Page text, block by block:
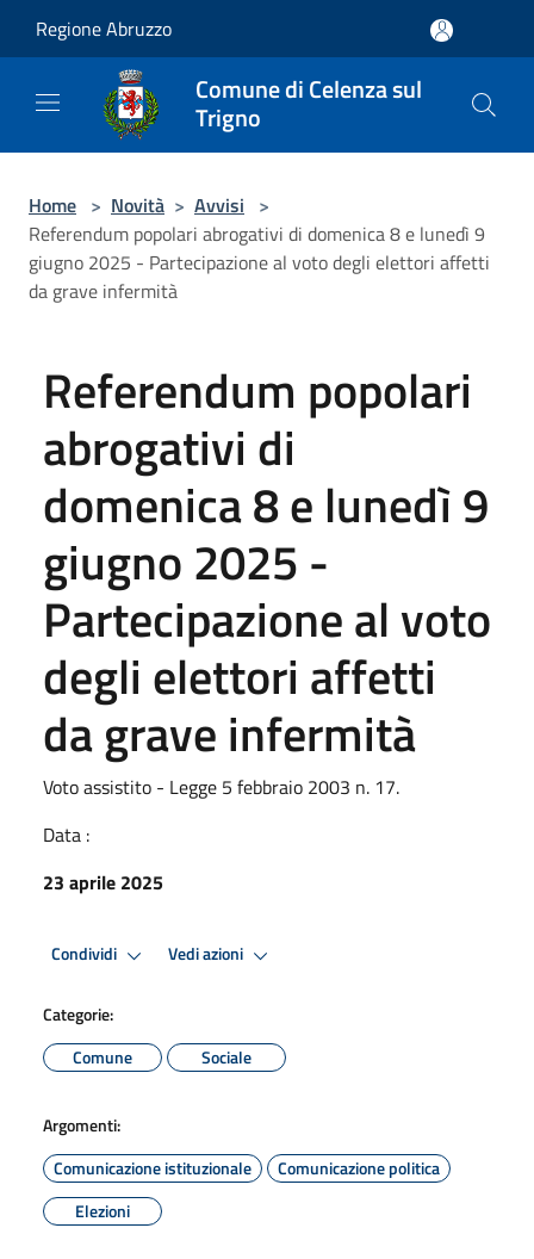
Regione Abruzzo
Comune di Celenza sul
Trigno
Home > Novità > Avvisi >
Referendum popolari abrogativi di domenica 8 e lunedì 9
giugno 2025 - Partecipazione al voto degli elettori affetti
da grave infermità
Referendum popolari
abrogativi di
domenica 8 e lunedì 9
giugno 2025 -
Partecipazione al voto
degli elettori affetti
da grave infermità
Voto assistito - Legge 5 febbraio 2003 n. 17.
Data :
23 aprile 2025
Condividi Vedi azioni
Categorie:
Comune
Sociale
Argomenti:
Comunicazione istituzionale
Comunicazione politica
Elezioni